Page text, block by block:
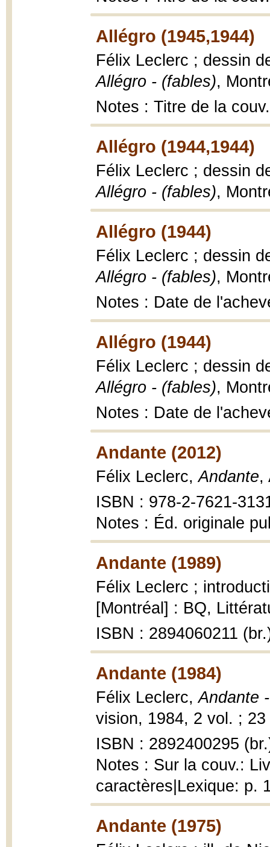
Allégro (1945,1944)
Félix Leclerc ; dessin
Allégro - (fables),
Notes : Titre de la
Allégro (1944,1944)
Félix Leclerc ; dessin
Allégro - (fables),
Allégro (1944)
Félix Leclerc ; dessin
Allégro - (fables),
Notes : Date de
Allégro (1944)
Félix Leclerc ; dessin
Allégro - (fables),
Notes : Date de
Andante (2012)
Félix Leclerc,Andante,
ISBN : 978-2-7621-
Notes : Éd. originale
Andante (1989)
Félix Leclerc ;
[Montréal] : BQ,
ISBN : 2894060211
Andante (1984)
Félix Leclerc,Andante
vision, 1984, 2 vol. ; 23
ISBN : 2892400295
Notes : Sur la couv.:
caractères|Lexique: p.
Andante (1975)